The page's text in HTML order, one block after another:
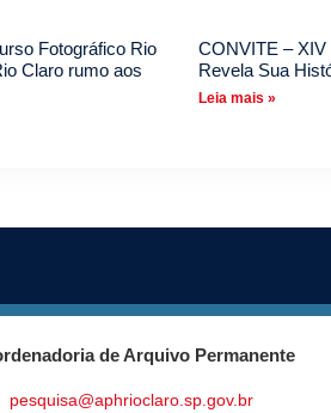
Fotográfico Rio
Claro rumo aos
CONVITE – XIV
Revela Sua
Leia mais »
de Arquivo Permanente
pesquisa@aphrioclaro.sp.gov.br